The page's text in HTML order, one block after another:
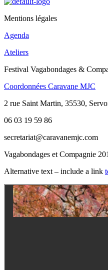
Mentions légales
Agenda
Ateliers
Festival Vagabondages &
Coordonnées Caravane MJC
2 rue Saint Martin, 35530,
06 03 19 59 86
secretariat@caravanemjc.com
Vagabondages et Compagnie
Alternative text – include a link